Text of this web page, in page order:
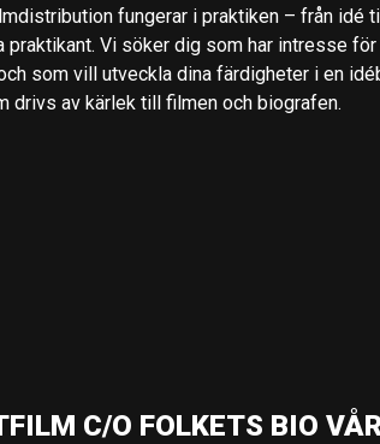
fungerar i praktiken – från idé
praktikant. Vi söker dig som har intresse
som vill utveckla dina färdigheter i en
drivs av kärlek till filmen och biografen.
C/O FOLKETS BIO